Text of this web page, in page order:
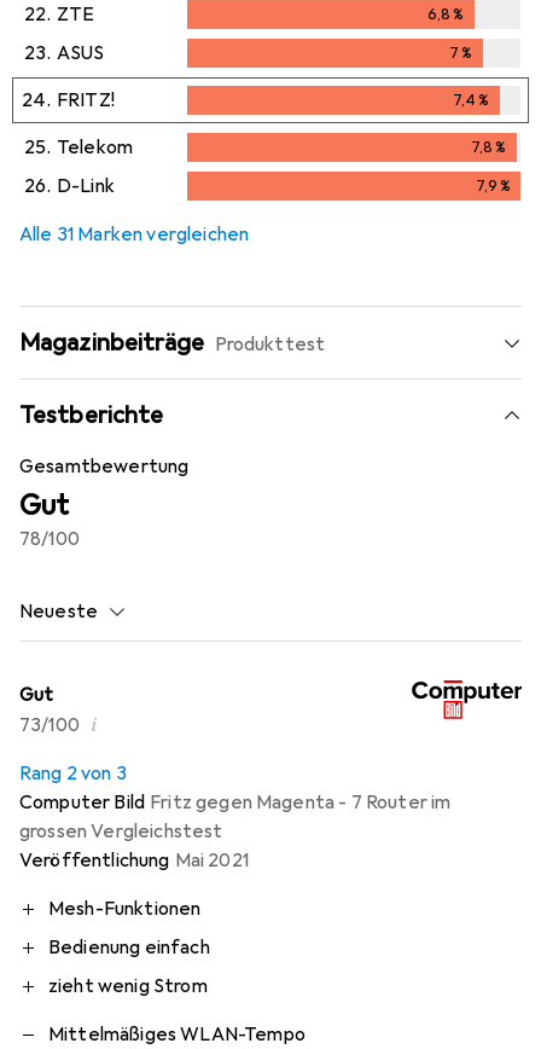
22. ZTE 6,8%
6,8%
23. ASUS 7%
7%
24. FRITZ! 7,4%
7,4%
25. Telekom 7,8%
7,8%
26. D-Link 7,9%
Alle 31 Marken vergleichen
Magazinbeiträge Produkttest
Testberichte
Gesamtbewertung
Gut
78/100
Neueste
Gut
73/100 i
Rang 2 von 3
Computer Bild Fritz gegen Magenta - 7 Router im
grossen Vergleichstest
Veröffentlichung Mai 2021
Mesh-Funktionen
Bedienung einfach
zieht wenig Strom
Mittelmäßiges WLAN-Tempo